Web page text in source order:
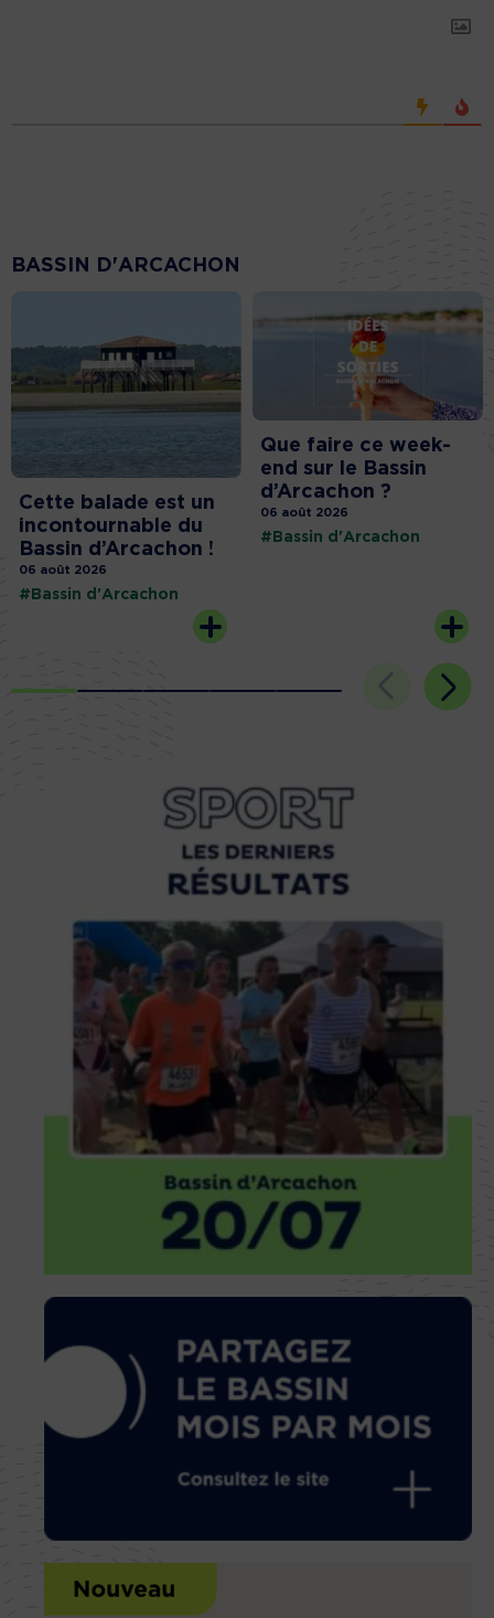
BASSIN D'ARCACHON
Cette balade est un
incontournable du
Bassin d’Arcachon !
06 août 2026
#Bassin d'Arcachon
Que faire ce week-
end sur le Bassin
d’Arcachon ?
06 août 2026
#Bassin d'Arcachon